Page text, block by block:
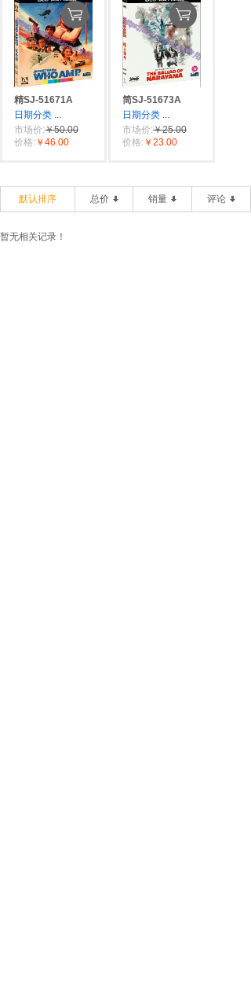
精SJ-51671A
日期分类 ...
市场价:￥50.00
价格: ￥46.00
简SJ-51673A
日期分类 ...
市场价:￥25.00
价格: ￥23.00
默认排序 总价 销量 评论
暂无相关记录！